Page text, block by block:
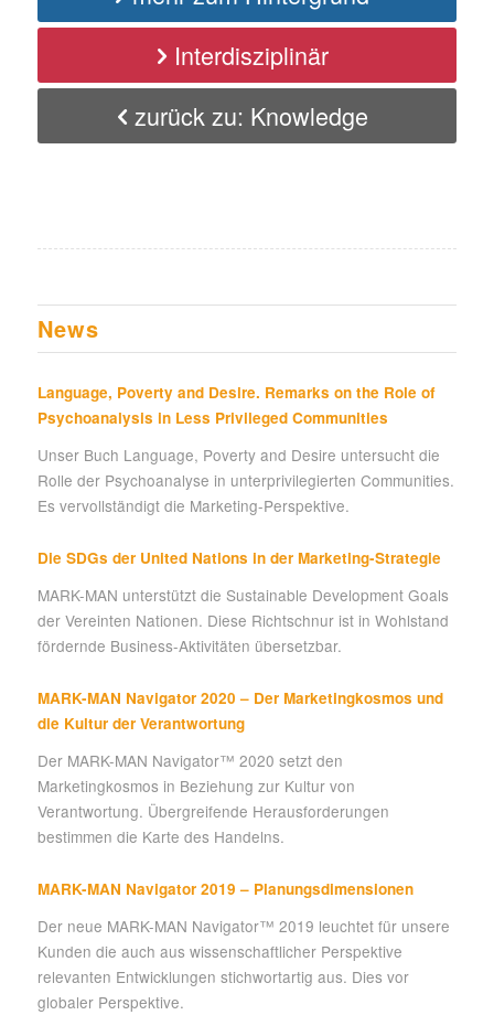
Interdisziplinär
zurück zu: Knowledge
News
Language, Poverty and Desire. Remarks on the Role of
Psychoanalysis in Less Privileged Communities
Unser Buch Language, Poverty and Desire untersucht die
Rolle der Psychoanalyse in unterprivilegierten Communities.
Es vervollständigt die Marketing-Perspektive.
Die SDGs der United Nations in der Marketing-Strategie
MARK-MAN unterstützt die Sustainable Development Goals
der Vereinten Nationen. Diese Richtschnur ist in Wohlstand
fördernde Business-Aktivitäten übersetzbar.
MARK-MAN Navigator 2020 – Der Marketingkosmos und
die Kultur der Verantwortung
Der MARK-MAN Navigator™ 2020 setzt den
Marketingkosmos in Beziehung zur Kultur von
Verantwortung. Übergreifende Herausforderungen
bestimmen die Karte des Handelns.
MARK-MAN Navigator 2019 – Planungsdimensionen
Der neue MARK-MAN Navigator™ 2019 leuchtet für unsere
Kunden die auch aus wissenschaftlicher Perspektive
relevanten Entwicklungen stichwortartig aus. Dies vor
globaler Perspektive.